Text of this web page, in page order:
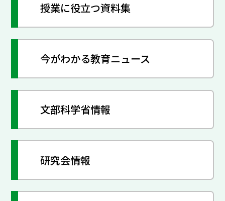
授業に役立つ資料集
今がわかる教育ニュース
文部科学省情報
研究会情報